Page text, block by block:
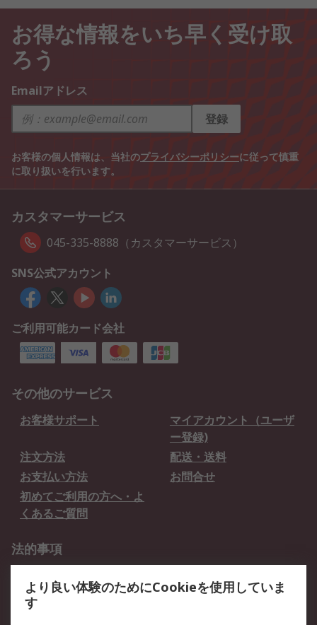
お得な情報をいち早く受け取
ろう
Emailアドレス
登録
お客様の個人情報は、当社のプライバシーポリシーに従って慎重
に取り扱いを行います。
カスタマーサービス
045-335-8888（カスタマーサービス）
SNS公式アカウント
ご利用可能カード会社
その他のサービス
お客様サポート
マイアカウント（ユーザ
ー登録)
注文方法
配送・送料
お支払い方法
お問合せ
初めてご利用の方へ・よ
くあるご質問
法的事項
クッキーポリシー
より良い体験のためにCookieを使用していま
す